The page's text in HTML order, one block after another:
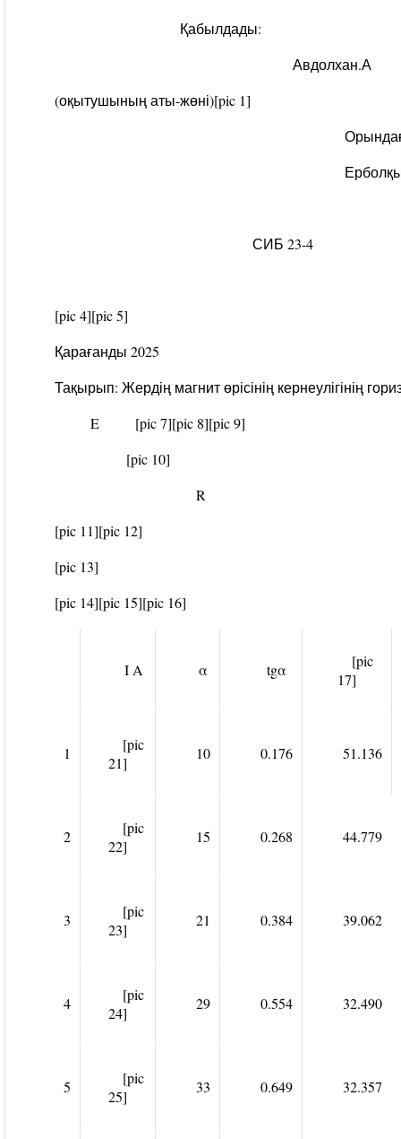
Қабылдады:
Авдолхан.А
(оқытушының аты-жөні)[pic 1]
Ерболқызы
СИБ 23-4
[pic 4][pic 5]
Қарағанды 2025
Тақырып: Жердің магнит өрісінің кернеулігінің
E [pic 7][pic 8][pic 9]
[pic 10]
R
[pic 11][pic 12]
[pic 13]
[pic 14][pic 15][pic 16]
I A α tgα
[pic
17]
1
[pic
21]
10 0.176 51.136
2
[pic
22]
15 0.268 44.779
3
[pic
23]
21 0.384 39.062
4
[pic
24]
29 0.554 32.490
5
[pic
25]
33 0.649 32.357